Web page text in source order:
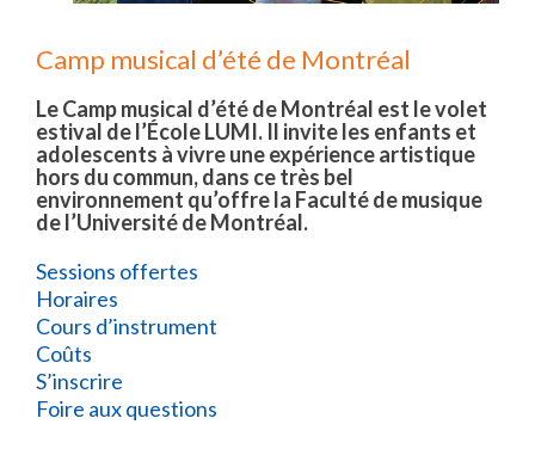
Camp musical d’été de Montréal
Le Camp musical d’été de Montréal est le volet
estival de l’École LUMI. Il invite les enfants et
adolescents à vivre une expérience artistique
hors du commun, dans ce très bel
environnement qu’offre la Faculté de musique
de l’Université de Montréal.
Sessions offertes
Horaires
Cours d’instrument
Coûts
S’inscrire
Foire aux questions